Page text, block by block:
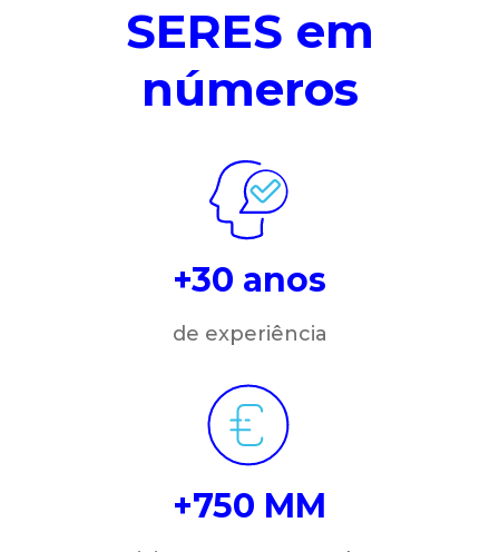
SERES em
números
+30 anos
de experiência
+750 MM